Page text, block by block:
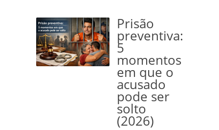
Prisão
preventiva:
5
momentos
em que o
acusado
pode ser
solto
(2026)